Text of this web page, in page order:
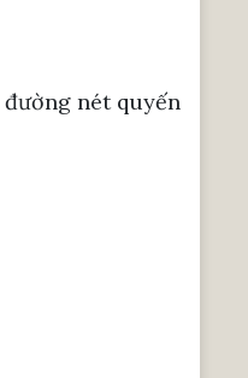
nét quyến